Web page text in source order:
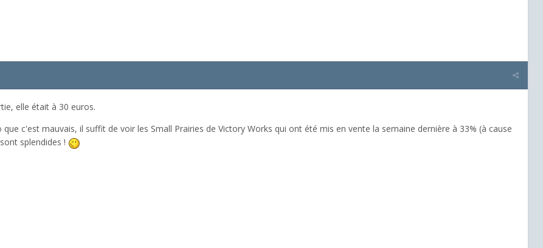
elle était à 30 euros.
c'est mauvais, il suffit de voir les Small Prairies de Victory Works qui ont été mis en vente la semaine dernière à 33% (à cause
splendides !